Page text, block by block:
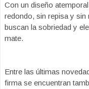
Con un diseño
redondo, sin repisa y
buscan la sobriedad y
mate.
Entre las últimas
firma se encuentran